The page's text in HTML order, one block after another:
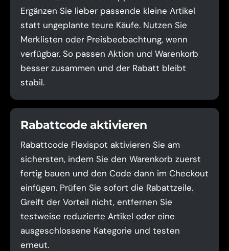
Ergänzen Sie lieber passende kleine Artikel
statt ungeplante teure Käufe. Nutzen Sie
Merklisten oder Preisbeobachtung, wenn
verfügbar. So passen Aktion und Warenkorb
besser zusammen und der Rabatt bleibt
stabil.
Rabattcode aktivieren
Rabattcode Flexispot aktivieren Sie am
sichersten, indem Sie den Warenkorb zuerst
fertig bauen und den Code dann im Checkout
einfügen. Prüfen Sie sofort die Rabattzeile.
Greift der Vorteil nicht, entfernen Sie
testweise reduzierte Artikel oder eine
ausgeschlossene Kategorie und testen
erneut.